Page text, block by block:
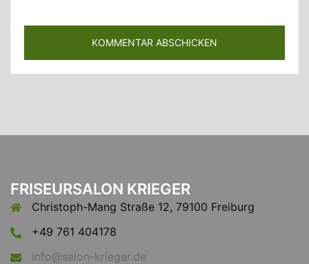
FRISEURSALON KRIEGER
Christoph-Mang Straße 12, 79100 Freiburg
+49 761 404178
info@salon-krieger.de